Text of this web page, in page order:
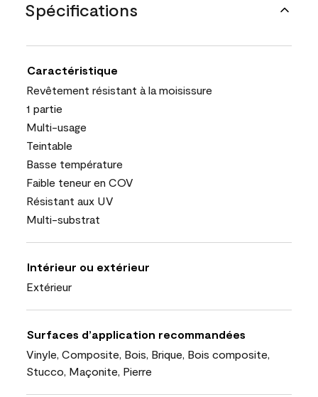
Spécifications
Caractéristique
Revêtement résistant à la moisissure
1 partie
Multi-usage
Teintable
Basse température
Faible teneur en COV
Résistant aux UV
Multi-substrat
Intérieur ou extérieur
Extérieur
Surfaces d’application recommandées
Vinyle, Composite, Bois, Brique, Bois composite,
Stucco, Maçonite, Pierre